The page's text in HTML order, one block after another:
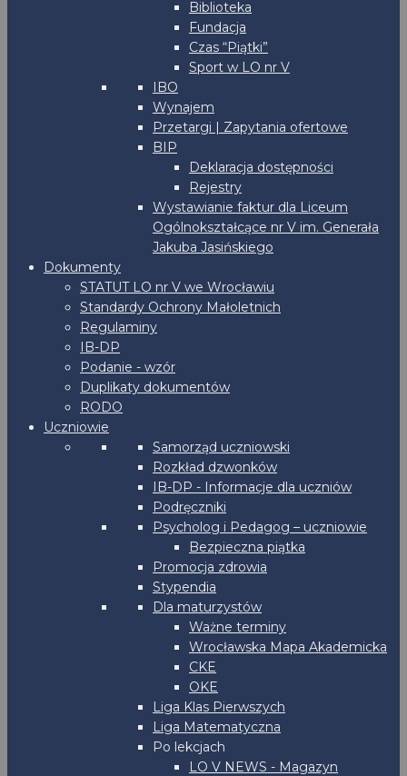
Biblioteka
Fundacja
Czas “Piątki”
Sport w LO nr V
IBO
Wynajem
Przetargi | Zapytania ofertowe
BIP
Deklaracja dostępności
Rejestry
Wystawianie faktur dla Liceum
Ogólnokształcące nr V im. Generała
Jakuba Jasińskiego
Dokumenty
STATUT LO nr V we Wrocławiu
Standardy Ochrony Małoletnich
Regulaminy
IB-DP
Podanie - wzór
Duplikaty dokumentów
RODO
Uczniowie
Samorząd uczniowski
Rozkład dzwonków
IB-DP - Informacje dla uczniów
Podręczniki
Psycholog i Pedagog – uczniowie
Bezpieczna piątka
Promocja zdrowia
Stypendia
Dla maturzystów
Ważne terminy
Wrocławska Mapa Akademicka
CKE
OKE
Liga Klas Pierwszych
Liga Matematyczna
Po lekcjach
LO V NEWS - Magazyn